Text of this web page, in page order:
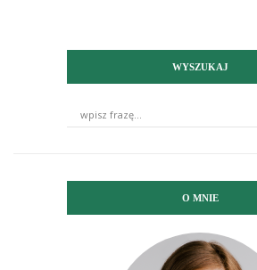
WYSZUKAJ
O MNIE